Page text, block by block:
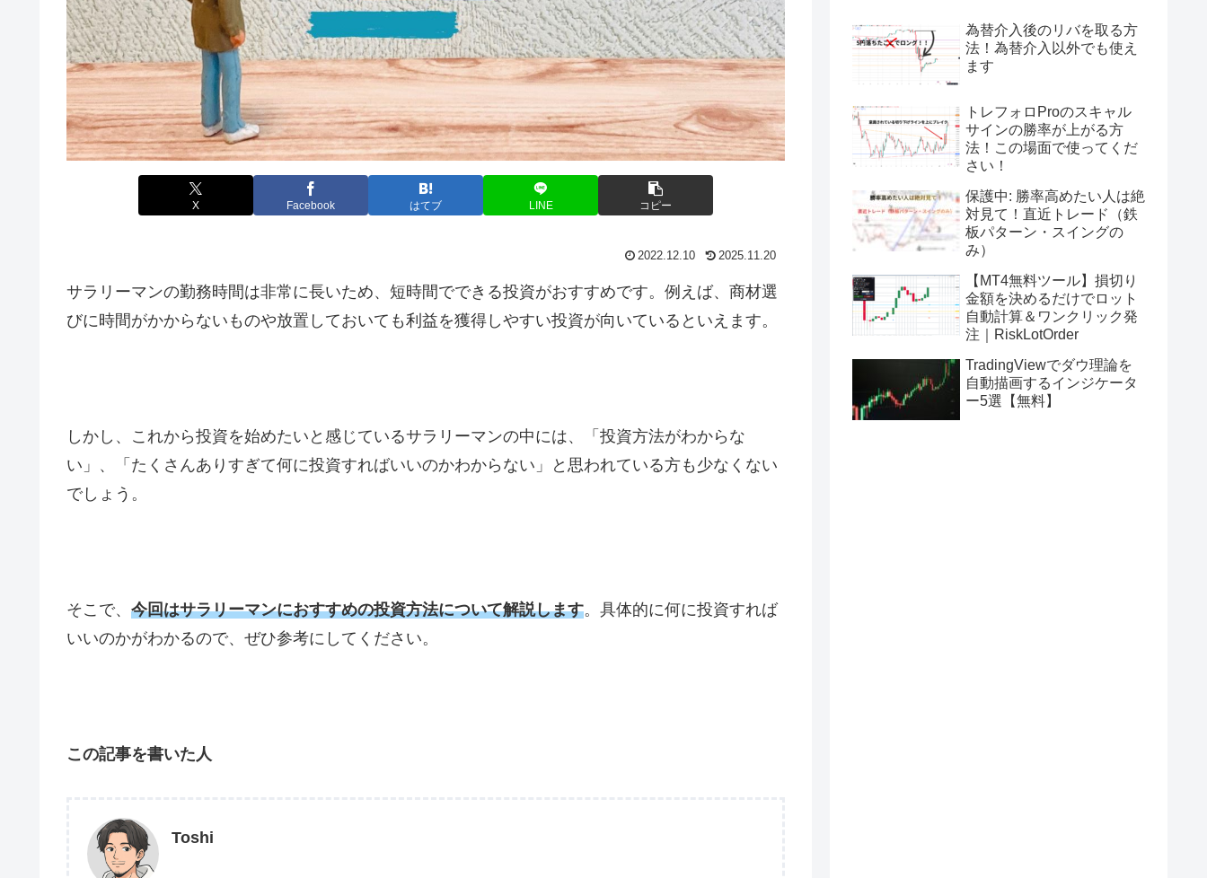
X Facebook はてブ LINE コピー
2022.12.10 2025.11.20
サラリーマンの勤務時間は非常に長いため、短時間でできる投資がおすすめです。例えば、商材選
びに時間がかからないものや放置しておいても利益を獲得しやすい投資が向いているといえます。
しかし、これから投資を始めたいと感じているサラリーマンの中には、「投資方法がわからな
い」、「たくさんありすぎて何に投資すればいいのかわからない」と思われている方も少なくない
でしょう。
そこで、 今回はサラリーマンにおすすめの投資方法について解説します。具体的に何に投資すれば
いいのかがわかるので、ぜひ参考にしてください。
この記事を書いた人
Toshi
為替介入後のリバを取る方
法！為替介入以外でも使え
ます
トレフォロProのスキャル
サインの勝率が上がる方
法！この場面で使ってくだ
さい！
保護中: 勝率高めたい人は絶
対見て！直近トレード（鉄
板パターン・スイングの
み）
【MT4無料ツール】損切り
金額を決めるだけでロット
自動計算＆ワンクリック発
注｜RiskLotOrder
TradingViewでダウ理論を
自動描画するインジケータ
ー5選【無料】